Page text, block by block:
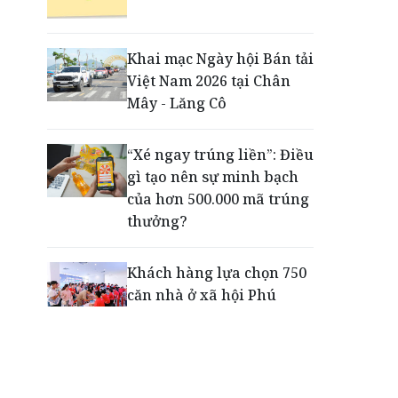
lực vận hành và thích ứng
của TCIT
nghiệp nhà nước: Giải bài
toán thưởng vượt kế
hoạch
Khai mạc Ngày hội Bán tải
Việt Nam 2026 tại Chân
Mây - Lăng Cô
“Xé ngay trúng liền”: Điều
gì tạo nên sự minh bạch
của hơn 500.000 mã trúng
thưởng?
Khách hàng lựa chọn 750
căn nhà ở xã hội Phú